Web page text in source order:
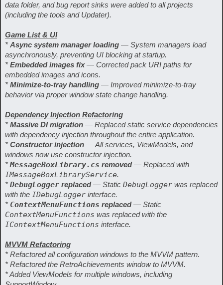
data folder, and bug report sinks were added to all projects
(including the tools and Updater).
Game List & UI
* Async system manager loading — System managers load
asynchronously, preventing UI blocking at startup.
* Embedded images fix— Corrected pack URI paths for
embedded images and icons.
* Minimize-to-tray handling — Improved minimize-to-tray
behavior via proper window state change handling.
Dependency Injection Refactoring
* Massive DI migration — Replaced static service dependencies
with dependency injection throughout the entire application.
* Constructor injection — All services, ViewModels, and
windows now use constructor injection.
* MessageBoxLibrary.cs removed— Replaced with
IMessageBoxLibraryService.
* DebugLogger replaced— Static DebugLogger was replaced
with the IDebugLogger interface.
* ContextMenuFunctions replaced— Static
ContextMenuFunctions was replaced with the
IContextMenuFunctions interface.
MVVM Refactoring
* Refactored all configuration windows to the MVVM pattern.
* Refactored the RetroAchievements window to MVVM.
* Added ViewModels for multiple windows, including